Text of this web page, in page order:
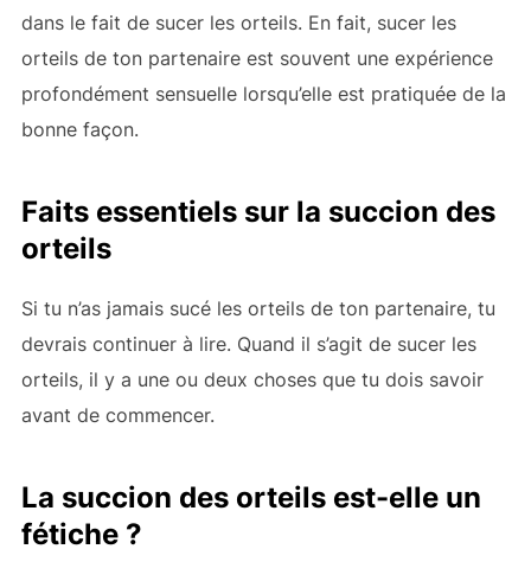
dans le fait de sucer les orteils. En fait, sucer les
orteils de ton partenaire est souvent une expérience
profondément sensuelle lorsqu’elle est pratiquée de la
bonne façon.
Faits essentiels sur la succion des
orteils
Si tu n’as jamais sucé les orteils de ton partenaire, tu
devrais continuer à lire. Quand il s’agit de sucer les
orteils, il y a une ou deux choses que tu dois savoir
avant de commencer.
La succion des orteils est-elle un
fétiche ?